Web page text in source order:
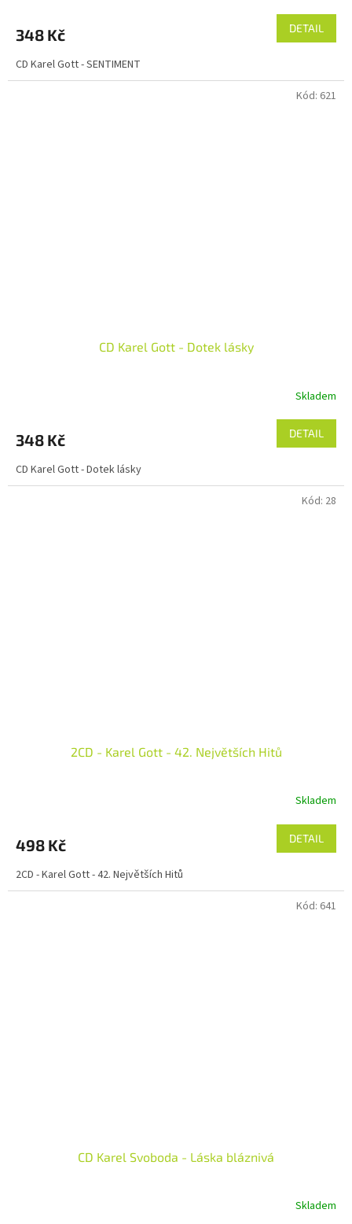
348 Kč DETAIL
CD Karel Gott - SENTIMENT
CD Karel Gott - Dotek lásky
Skladem
348 Kč DETAIL
CD Karel Gott - Dotek lásky
Kód: 621
2CD - Karel Gott - 42. Největších Hitů
Skladem
498 Kč DETAIL
2CD - Karel Gott - 42. Největších Hitů
Kód: 28
CD Karel Svoboda - Láska bláznivá
Skladem
Kód: 641